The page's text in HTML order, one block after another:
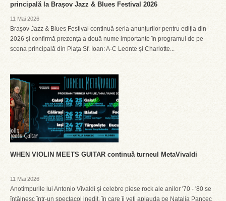
principală la Brașov Jazz & Blues Festival 2026
11 Mai 2026
Brașov Jazz & Blues Festival continuă seria anunțurilor pentru ediția din
2026 și confirmă prezența a două nume importante în programul de pe
scena principală din Piața Sf. Ioan: A-C Leonte și Charlotte...
WHEN VIOLIN MEETS GUITAR continuă turneul MetaVivaldi
11 Mai 2026
Anotimpurile lui Antonio Vivaldi și celebre piese rock ale anilor '70 - '80 se
întâlnesc într-un spectacol inedit, în care îi veţi aplauda pe Natalia Pancec